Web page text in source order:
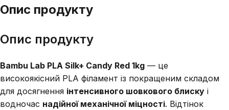
Опис продукту
Опис продукту
Bambu Lab PLA Silk+ Candy Red 1kg — це
високоякісний PLA філамент із покращеним складом
для досягнення інтенсивного шовкового блиску і
водночас надійної механічної міцності. Відтінок